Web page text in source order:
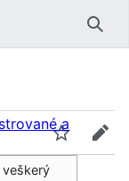
Sledovat
veškerý